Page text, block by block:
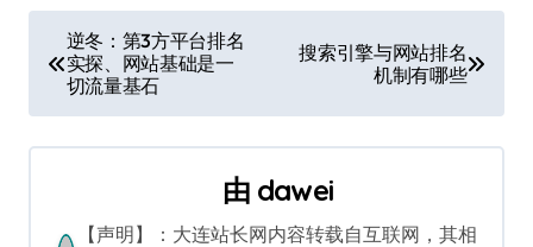
章
导
逆冬：第3方平台排名
实探、网站基础是一
切流量基石
搜索引擎与网站排名
机制有哪些
由 dawei
【声明】：大连站长网内容转载自互联网，其相